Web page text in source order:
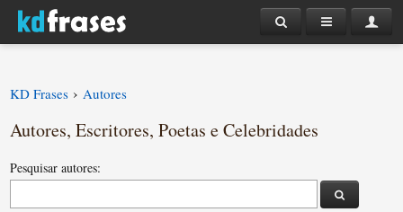
KD Frases › Autores
Autores, Escritores, Poetas e Celebridades
Pesquisar autores: